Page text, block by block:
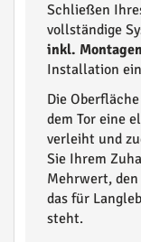
Schließen
vollständige
inkl.
Installation
Die
dem Tor eine
verleiht und
Sie Ihrem
Mehrwert,
das für
steht.